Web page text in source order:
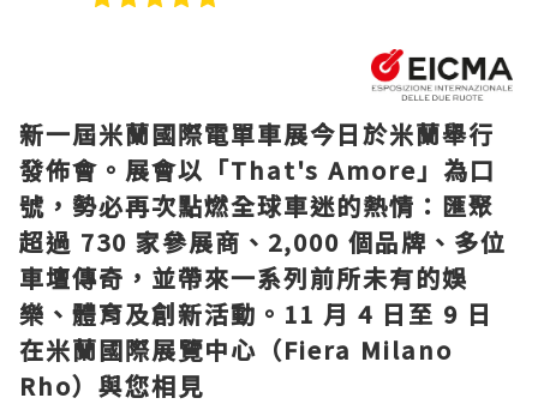
新一屆米蘭國際電單車展今日於米蘭舉行
發佈會。展會以「That's Amore」為口
號，勢必再次點燃全球車迷的熱情：匯聚
超過 730 家參展商、2,000 個品牌、多位
車壇傳奇，並帶來一系列前所未有的娛
樂、體育及創新活動。11 月 4 日至 9 日
在米蘭國際展覽中心（Fiera Milano
Rho）與您相見